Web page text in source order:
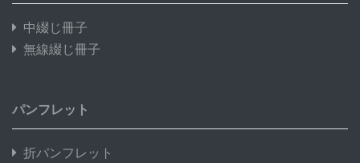
中綴じ冊子
無線綴じ冊子
パンフレット
折パンフレット